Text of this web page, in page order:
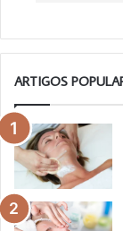
ARTIGOS